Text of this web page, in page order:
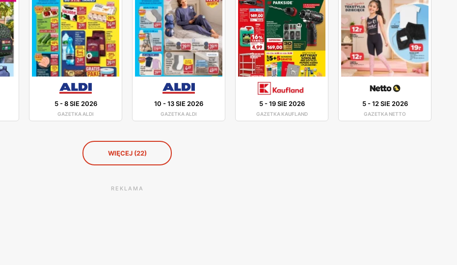
5-8 SIE 2026
GAZETKA ALDI
10 -13 SIE 2026
GAZETKA ALDI
5-19 SIE 2026
GAZETKA KAUFLAND
5-12 SIE 2026
GAZETKA NETTO
WIĘCEJ (22)
REKLAMA